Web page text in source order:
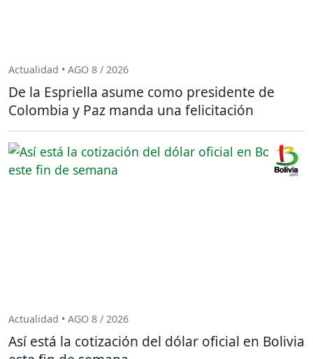
Actualidad • AGO 8 / 2026
De la Espriella asume como presidente de
Colombia y Paz manda una felicitación
Actualidad • AGO 8 / 2026
Así está la cotización del dólar oficial en Bolivia